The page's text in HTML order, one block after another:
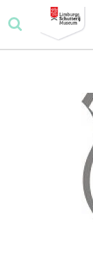
direct
naar